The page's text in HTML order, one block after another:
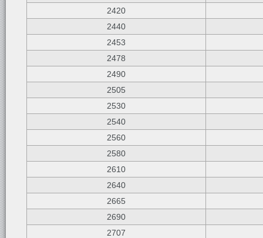
2420
2440
2453
2478
2490
2505
2530
2540
2560
2580
2610
2640
2665
2690
2707